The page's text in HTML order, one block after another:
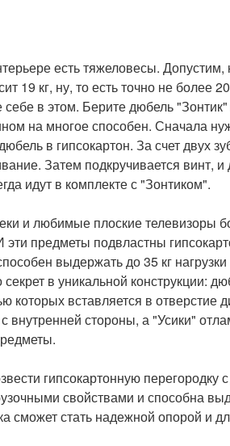
есть тяжеловесы.
19 кг, ну, то есть точно не более
в этом. Берите дюбель
на многое способен. Сначала
в гипсокартон. За счет двух
Затем подкручивается винт,
идут в комплекте с "Зонтиком".
и любимые плоские телевизоры
предметы подвластны
выдержать до 35 кг
в уникальной конструкции:
вставляется в отверстие
стороны, а "Усики"
гипсокартонную перегородку
свойствами и способна
сможет стать надежной опорой и